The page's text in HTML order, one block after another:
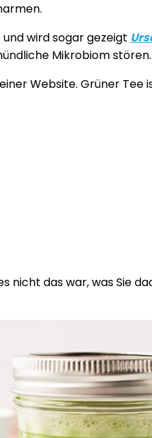
wird sogar gezeigt
Mikrobiom stören.
Website. Grüner Tee
nicht das war, was Sie